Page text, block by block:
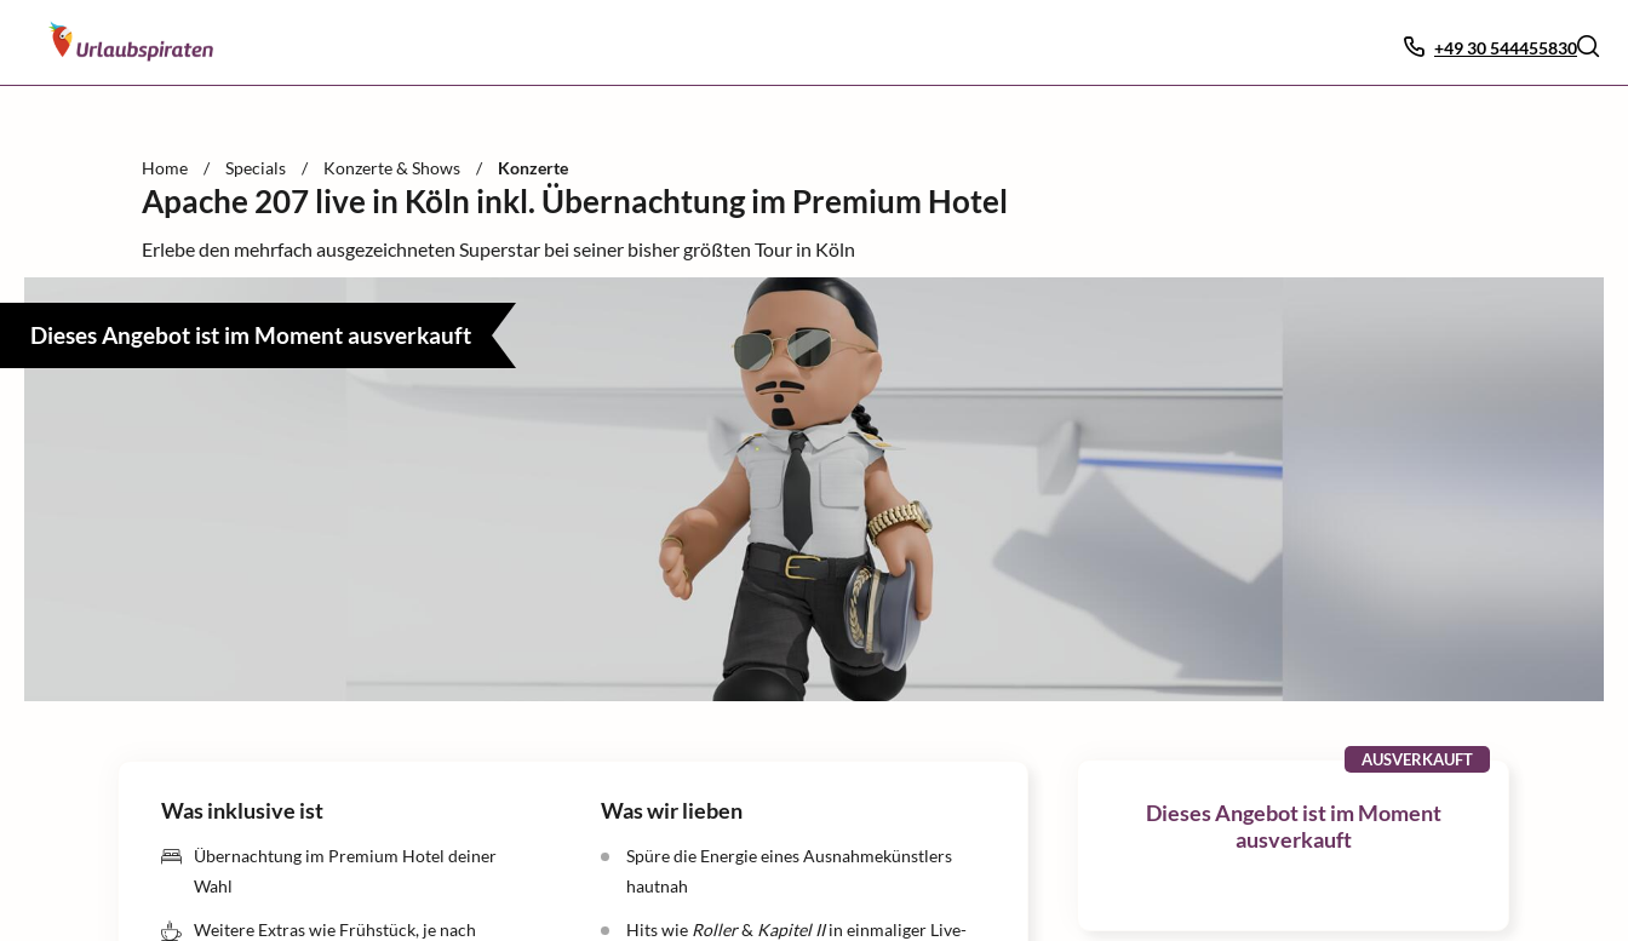
+49 30 544455830
Home / Specials / Konzerte & Shows / Konzerte
Apache 207 live in Köln inkl. Übernachtung im Premium Hotel
Erlebe den mehrfach ausgezeichneten Superstar bei seiner bisher größten Tour in Köln
Dieses Angebot ist im Moment ausverkauft
AUSVERKAUFT
Dieses Angebot ist im Moment
ausverkauft
Was inklusive ist
Übernachtung im Premium Hotel deiner
Wahl
Weitere Extras wie Frühstück, je nach
Was wir lieben
Spüre die Energie eines Ausnahmekünstlers
hautnah
Hits wie Roller& Kapitel IIin einmaliger Live-